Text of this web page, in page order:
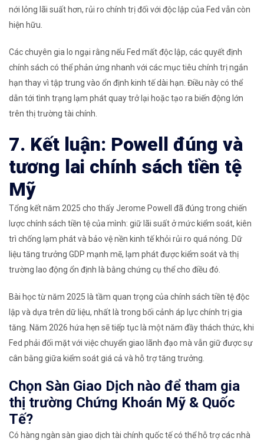
nới lỏng lãi suất hơn, rủi ro chính trị đối với độc lập của Fed vẫn còn
hiện hữu.
Các chuyên gia lo ngại rằng nếu Fed mất độc lập, các quyết định
chính sách có thể phản ứng nhanh với các mục tiêu chính trị ngắn
hạn thay vì tập trung vào ổn định kinh tế dài hạn. Điều này có thể
dẫn tới tình trạng lạm phát quay trở lại hoặc tạo ra biến động lớn
trên thị trường tài chính.
7. Kết luận: Powell đúng và
tương lai chính sách tiền tệ
Mỹ
Tổng kết năm 2025 cho thấy Jerome Powell đã đúng trong chiến
lược chính sách tiền tệ của mình: giữ lãi suất ở mức kiểm soát, kiên
trì chống lạm phát và bảo vệ nền kinh tế khỏi rủi ro quá nóng. Dữ
liệu tăng trưởng GDP mạnh mẽ, lạm phát được kiểm soát và thị
trường lao động ổn định là bằng chứng cụ thể cho điều đó.
Bài học từ năm 2025 là tầm quan trọng của chính sách tiền tệ độc
lập và dựa trên dữ liệu, nhất là trong bối cảnh áp lực chính trị gia
tăng. Năm 2026 hứa hẹn sẽ tiếp tục là một năm đầy thách thức, khi
Fed phải đối mặt với việc chuyển giao lãnh đạo mà vẫn giữ được sự
cân bằng giữa kiểm soát giá cả và hỗ trợ tăng trưởng.
Chọn Sàn Giao Dịch nào để tham gia
thị trường Chứng Khoán Mỹ & Quốc
Tế?
Có hàng ngàn sàn giao dịch tài chính quốc tế có thể hỗ trợ các nhà